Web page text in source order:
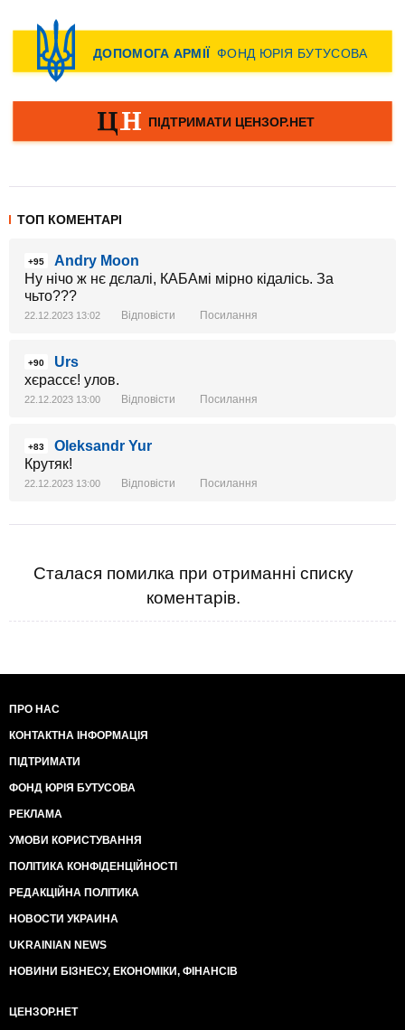
ТОП КОМЕНТАРІ
+95
Andry Moon
Ну нічо ж нє дєлалі, КАБАмі мірно кідалісь. За
чьто???
22.12.2023 13:02 Відповісти Посилання
+90
Urs
хєрассє! улов.
22.12.2023 13:00 Відповісти Посилання
+83
Oleksandr Yur
Крутяк!
22.12.2023 13:00 Відповісти Посилання
Сталася помилка при отриманні списку
коментарів.
ПРО НАС
КОНТАКТНА ІНФОРМАЦІЯ
ПІДТРИМАТИ
ФОНД ЮРІЯ БУТУСОВА
РЕКЛАМА
УМОВИ КОРИСТУВАННЯ
ПОЛІТИКА КОНФІДЕНЦІЙНОСТІ
РЕДАКЦІЙНА ПОЛІТИКА
НОВОСТИ УКРАИНА
UKRAINIAN NEWS
НОВИНИ БІЗНЕСУ, ЕКОНОМІКИ, ФІНАНСІВ
ЦЕНЗОР.НЕТ